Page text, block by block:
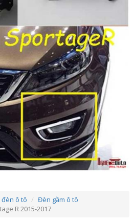
ô tô
Đèn gầm ô tô
R 2015-2017